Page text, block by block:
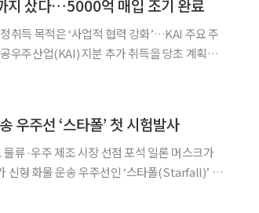
지 샀다…5000억 매입 조기 완료
취득 목적은 ‘사업적 협력 강화’…KAI 주요 주
우주선 ‘스타폴’ 첫 시험발사
제조 시장 선점 포석 일론 머스크가
신형 화물 운송 우주선인 ‘스타폴(Starfall)’ 첫